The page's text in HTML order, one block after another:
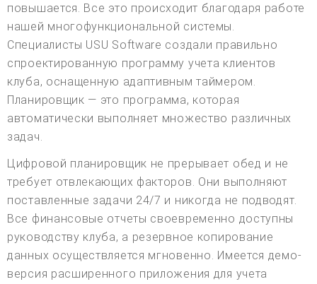
повышается. Все это происходит благодаря работе
нашей многофункциональной системы.
Специалисты USU Software создали правильно
спроектированную программу учета клиентов
клуба, оснащенную адаптивным таймером.
Планировщик — это программа, которая
автоматически выполняет множество различных
задач.
Цифровой планировщик не прерывает обед и не
требует отвлекающих факторов. Они выполняют
поставленные задачи 24/7 и никогда не подводят.
Все финансовые отчеты своевременно доступны
руководству клуба, а резервное копирование
данных осуществляется мгновенно. Имеется демо-
версия расширенного приложения для учета